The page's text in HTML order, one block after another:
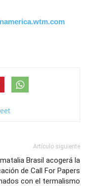
Artículo siguiente
Brasil acogerá la
de Call For Papers
con el termalismo